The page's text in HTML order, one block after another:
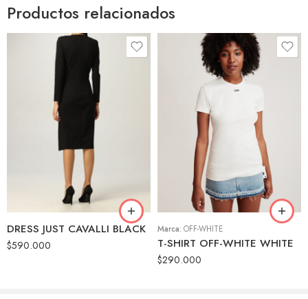
Productos relacionados
DRESS JUST CAVALLI BLACK
$590.000
Marca: OFF-WHITE
T-SHIRT OFF-WHITE WHITE
$290.000
44
46